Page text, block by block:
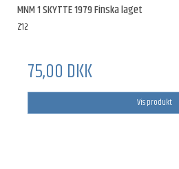
MNM 1 SKYTTE 1979 Finska laget
Z12
75,00 DKK
Vis produkt